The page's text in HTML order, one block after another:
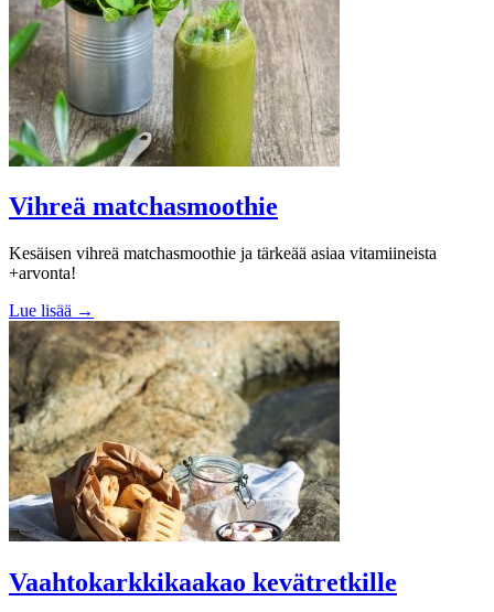
Vihreä matchasmoothie
Kesäisen vihreä matchasmoothie ja tärkeää asiaa vitamiineista
+arvonta!
Lue lisää →
Vaahtokarkkikaakao kevätretkille